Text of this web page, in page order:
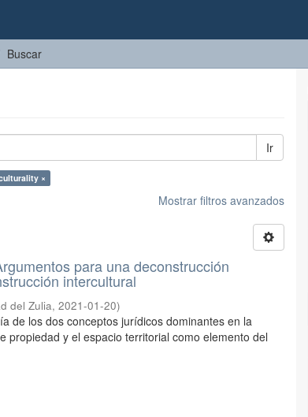
Buscar
Ir
×
Mostrar filtros avanzados
para una deconstrucción
intercultural
del Zulia,2021-01-20)
de los dos conceptos jurídicos dominantes en la
propiedad y el espacio territorial como elemento del